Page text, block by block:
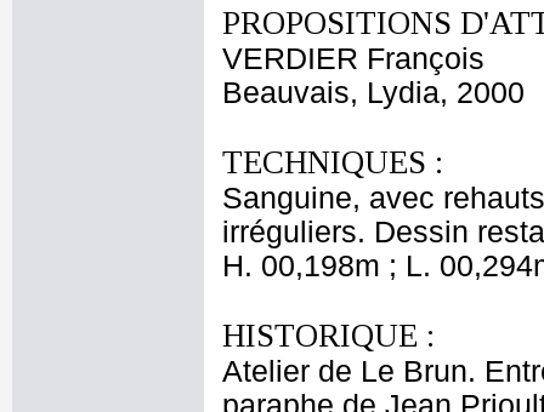
PROPOSITIONS
VERDIER François
Beauvais, Lydia, 2000
TECHNIQUES :
Sanguine, avec
irréguliers. Dessin
H. 00,198m ; L.
HISTORIQUE :
Atelier de Le Brun.
paraphe de Jean